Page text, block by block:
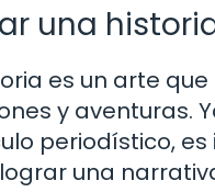
una
es un arte
y aventuras.
periodístico,
una